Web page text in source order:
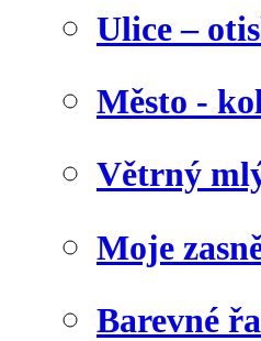
Ulice –
Město -
Větrný
Moje
Barevné